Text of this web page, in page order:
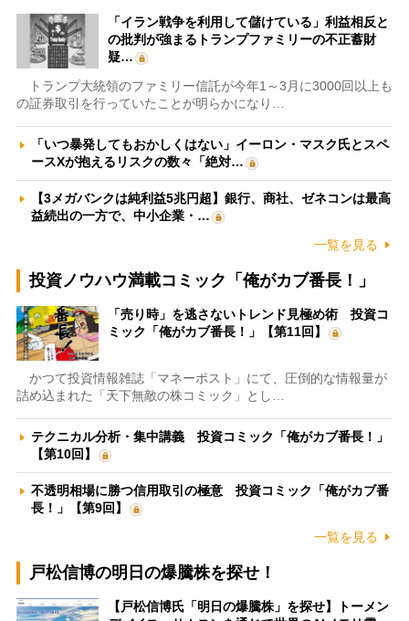
「イラン戦争を利用して儲けている」利益相反と
の批判が強まるトランプファミリーの不正蓄財
疑…
トランプ大統領のファミリー信託が今年1～3月に3000回以上も
の証券取引を行っていたことが明らかになり…
「いつ暴発してもおかしくはない」イーロン・マスク氏とスペ
ースXが抱えるリスクの数々「絶対…
【3メガバンクは純利益5兆円超】銀行、商社、ゼネコンは最高
益続出の一方で、中小企業・…
一覧を見る
投資ノウハウ満載コミック「俺がカブ番長！」
「売り時」を逃さないトレンド見極め術 投資コ
ミック「俺がカブ番長！」【第11回】
かつて投資情報雑誌「マネーポスト」にて、圧倒的な情報量が
詰め込まれた「天下無敵の株コミック」とし…
テクニカル分析・集中講義 投資コミック「俺がカブ番長！」
【第10回】
不透明相場に勝つ信用取引の極意 投資コミック「俺がカブ番
長！」【第9回】
一覧を見る
戸松信博の明日の爆騰株を探せ！
【戸松信博氏「明日の爆騰株」を探せ】トーメン